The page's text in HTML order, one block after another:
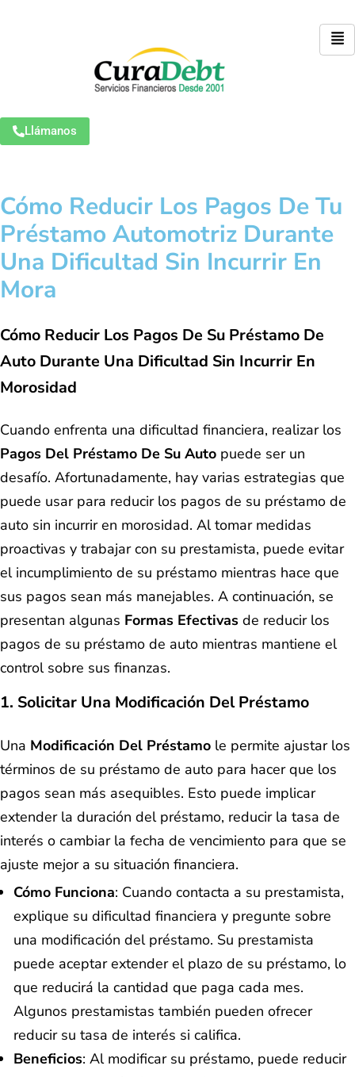
Llámanos
Cómo Reducir Los Pagos De Tu
Préstamo Automotriz Durante
Una Dificultad Sin Incurrir En
Mora
Cómo Reducir Los Pagos De Su Préstamo De
Auto Durante Una Dificultad Sin Incurrir En
Morosidad
Cuando enfrenta una dificultad financiera, realizar los
Pagos Del Préstamo De Su Auto puede ser un
desafío. Afortunadamente, hay varias estrategias que
puede usar para reducir los pagos de su préstamo de
auto sin incurrir en morosidad. Al tomar medidas
proactivas y trabajar con su prestamista, puede evitar
el incumplimiento de su préstamo mientras hace que
sus pagos sean más manejables. A continuación, se
presentan algunas Formas Efectivas de reducir los
pagos de su préstamo de auto mientras mantiene el
control sobre sus finanzas.
1. Solicitar Una Modificación Del Préstamo
Una Modificación Del Préstamo le permite ajustar los
términos de su préstamo de auto para hacer que los
pagos sean más asequibles. Esto puede implicar
extender la duración del préstamo, reducir la tasa de
interés o cambiar la fecha de vencimiento para que se
ajuste mejor a su situación financiera.
Cómo Funciona: Cuando contacta a su prestamista,
explique su dificultad financiera y pregunte sobre
una modificación del préstamo. Su prestamista
puede aceptar extender el plazo de su préstamo, lo
que reducirá la cantidad que paga cada mes.
Algunos prestamistas también pueden ofrecer
reducir su tasa de interés si califica.
Beneficios: Al modificar su préstamo, puede reducir